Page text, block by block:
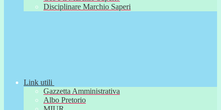
Disciplinare Marchio Saperi
Link utili
Gazzetta Amministrativa
Albo Pretorio